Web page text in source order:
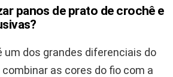
panos de prato de crochê e
um dos grandes diferenciais do
as cores do fio com a